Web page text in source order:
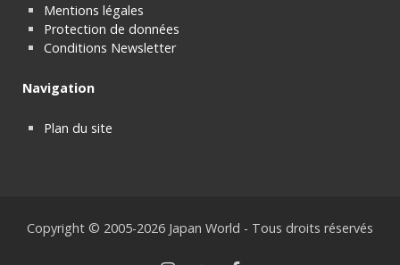
Mentions légales
Protection de données
Conditions Newsletter
Navigation
Plan du site
Copyright © 2005-2026 Japan World - Tous droits réservés